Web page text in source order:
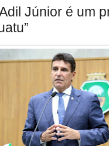
Júnior é um